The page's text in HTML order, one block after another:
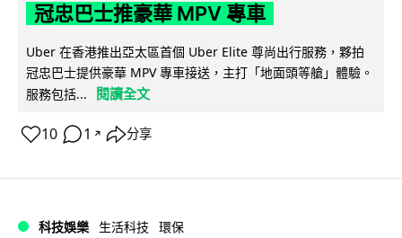
冠忠巴士推豪華 MPV 專車
Uber 在香港推出亞太區首個 Uber Elite 尊尚出行服務，夥拍
冠忠巴士提供豪華 MPV 專車接送，主打「地面頭等艙」體驗。
服務包括...
閱讀全文
10 1 ↗ 分享
科技娛樂 生活科技 環保